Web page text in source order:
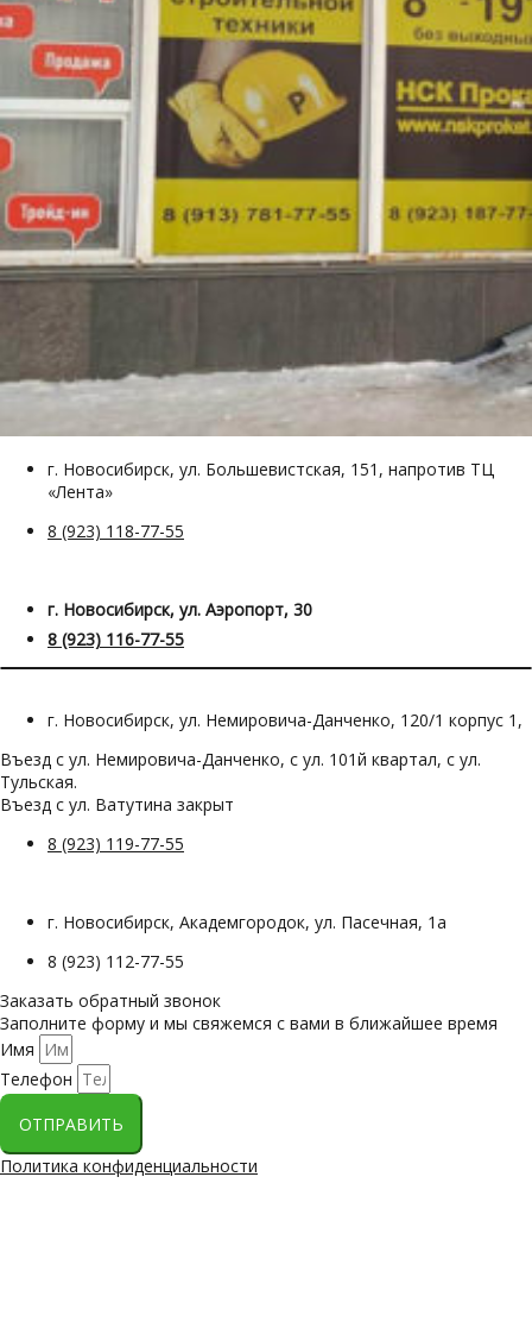
г. Новосибирск, ул. Большевистская, 151, напротив ТЦ
«Лента»
8 (923) 118-77-55
г. Новосибирск, ул. Аэропорт, 30
8 (923) 116-77-55
г. Новосибирск, ул. Немировича-Данченко, 120/1 корпус 1,
Въезд с ул. Немировича-Данченко, с ул. 101й квартал, с ул.
Тульская.
Въезд с ул. Ватутина закрыт
8 (923) 119-77-55
г. Новосибирск, Академгородок, ул. Пасечная, 1а
8 (923) 112-77-55
Заказать обратный звонок
Заполните форму и мы свяжемся с вами в ближайшее время
Имя
Телефон
ОТПРАВИТЬ
Политика конфиденциальности